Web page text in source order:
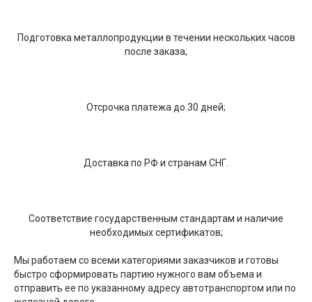
Подготовка металлопродукции в течении нескольких часов
после заказа;
Отсрочка платежа до 30 дней;
Доставка по РФ и странам СНГ.
Соответствие государственным стандартам и наличие
необходимых сертификатов;
Мы работаем со всеми категориями заказчиков и готовы
быстро сформировать партию нужного вам объема и
отправить ее по указанному адресу автотранспортом или по